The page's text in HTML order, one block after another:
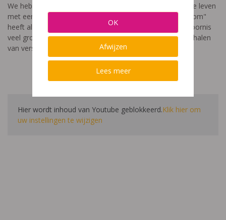
We hebben een video gemaakt die toont hoe het is om te leven
met een leerstoornis. De film met als titel: "Ik heet niet dom"
heeft als doel aan te tonen dat de impact van een leerstoornis
veel groter is dan enkel wat je ziet in de klas. Je hoort verhalen
van verschillende leerlingen en ouders.
Hier wordt inhoud van Youtube geblokkeerd.Klik hier om
uw instellingen te wijzigen
OK
Afwijzen
Lees meer